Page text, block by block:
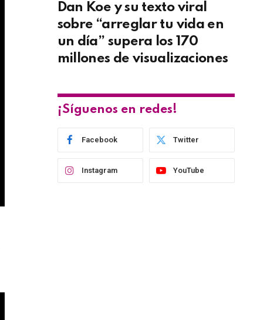
Dan Koe y su texto viral
sobre “arreglar tu vida en
un día” supera los 170
millones de visualizaciones
¡Síguenos en redes!
Facebook Twitter
Instagram YouTube